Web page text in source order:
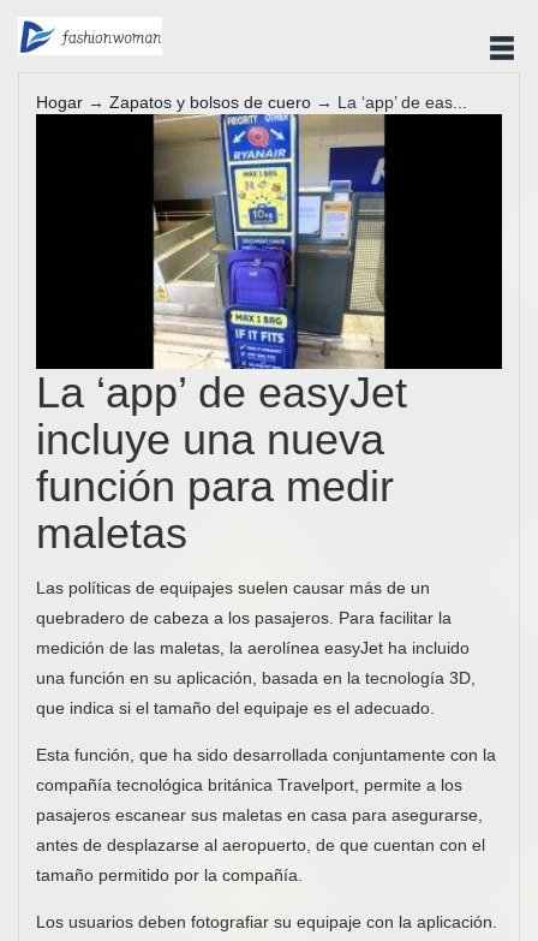
Hogar → Zapatos y bolsos de cuero → La ‘app’ de eas...
La ‘app’ de easyJet
incluye una nueva
función para medir
maletas
Las políticas de equipajes suelen causar más de un
quebradero de cabeza a los pasajeros. Para facilitar la
medición de las maletas, la aerolínea easyJet ha incluido
una función en su aplicación, basada en la tecnología 3D,
que indica si el tamaño del equipaje es el adecuado.
Esta función, que ha sido desarrollada conjuntamente con la
compañía tecnológica británica Travelport, permite a los
pasajeros escanear sus maletas en casa para asegurarse,
antes de desplazarse al aeropuerto, de que cuentan con el
tamaño permitido por la compañía.
Los usuarios deben fotografiar su equipaje con la aplicación.